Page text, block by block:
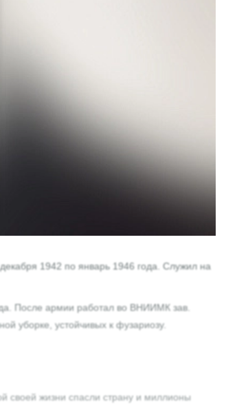
1942 по январь 1946 года. Служил на
После армии работал во ВНИИМК зав.
уборке, устойчивых к фузариозу.
своей жизни спасли страну и миллионы